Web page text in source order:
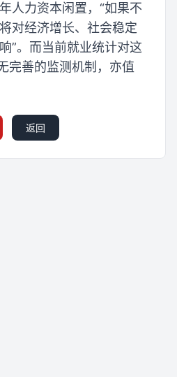
人力资本闲置，“如果不
对经济增长、社会稳定
”。而当前就业统计对这
完善的监测机制，亦值
返回